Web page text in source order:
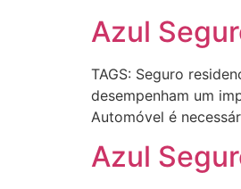
Azul
TAGS: Seguro
desempenham um
Automóvel é
Azul